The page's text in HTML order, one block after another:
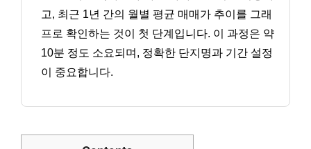
고, 최근 1년 간의 월별 평균 매매가 추이를 그래
프로 확인하는 것이 첫 단계입니다. 이 과정은 약
10분 정도 소요되며, 정확한 단지명과 기간 설정
이 중요합니다.